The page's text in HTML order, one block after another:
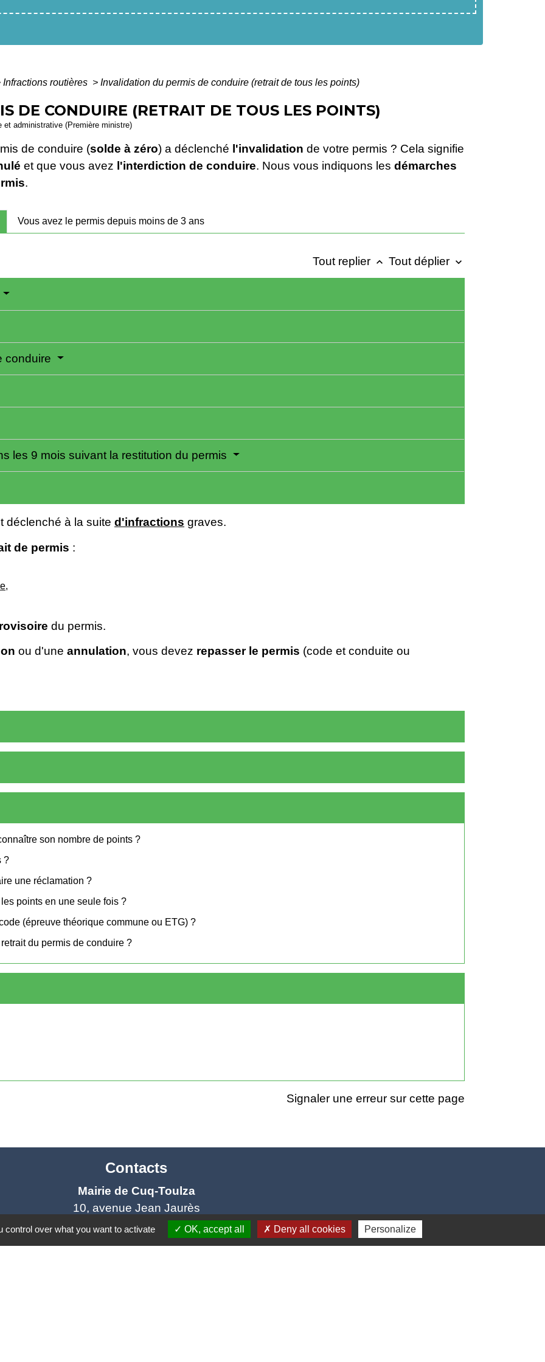
Infractions routières > Invalidation du permis de conduire (retrait de tous les points)
DE CONDUIRE (RETRAIT DE TOUS LES POINTS)
et administrative (Première ministre)
de conduire (solde à zéro) a déclenché l'invalidation de votre permis ? Cela signifie
et que vous avez l'interdiction de conduire. Nous vous indiquons les démarches
.
Vous avez le permis depuis moins de 3 ans
Tout replier keyboard_arrow_up Tout déplier keyboard_arrow_down
conduire
les 9 mois suivant la restitution du permis
déclenché à la suite d'infractions graves.
de permis :
,
du permis.
ou d'une annulation, vous devez repasser le permis (code et conduite ou
son nombre de points ?
?
une réclamation ?
points en une seule fois ?
(épreuve théorique commune ou ETG) ?
du permis de conduire ?
Signaler une erreur sur cette page
Contacts
Mairie de Cuq-Toulza
10, avenue Jean Jaurès
81470 Cuq-Toulza - FRANCE
+33 5 63 75 71 17
over what you want to activate OK, accept all Deny all cookies Personalize